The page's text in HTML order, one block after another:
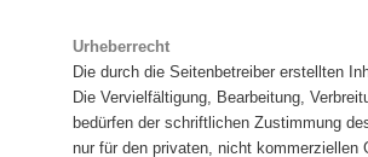
Urheberrecht
Die durch die Seitenbetreiber erstellten
Die Vervielfältigung, Bearbeitung,
bedürfen der schriftlichen Zustimmung
nur für den privaten, nicht kommerziellen